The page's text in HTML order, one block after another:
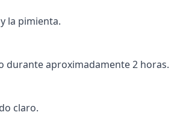
la pimienta.
durante aproximadamente 2 horas.
claro.